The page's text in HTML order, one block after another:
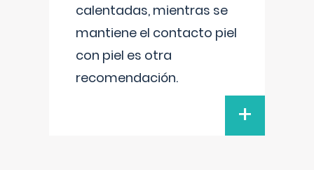
calentadas, mientras se
mantiene el contacto piel
con piel es otra
recomendación.
+